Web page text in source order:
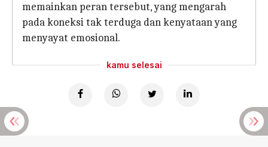
memainkan peran tersebut, yang mengarah
pada koneksi tak terduga dan kenyataan yang
menyayat emosional.
kamu selesai